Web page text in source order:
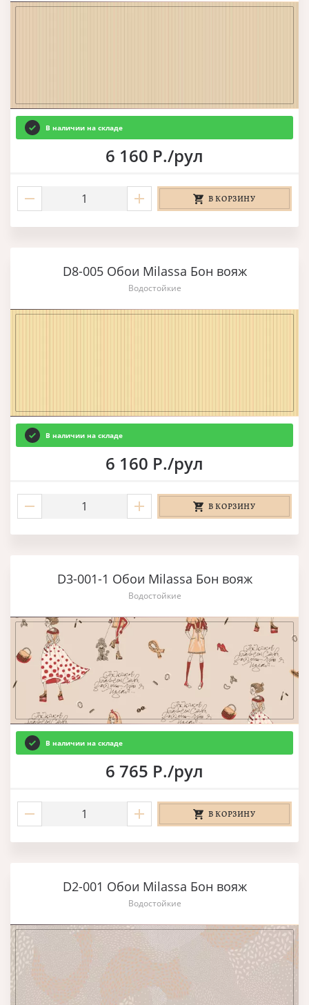
В наличии на складе
6 160 Р./рул
В КОРЗИНУ
D8-005 Обои Milassa Бон вояж
Водостойкие
В наличии на складе
6 160 Р./рул
В КОРЗИНУ
D3-001-1 Обои Milassa Бон вояж
Водостойкие
В наличии на складе
6 765 Р./рул
В КОРЗИНУ
D2-001 Обои Milassa Бон вояж
Водостойкие